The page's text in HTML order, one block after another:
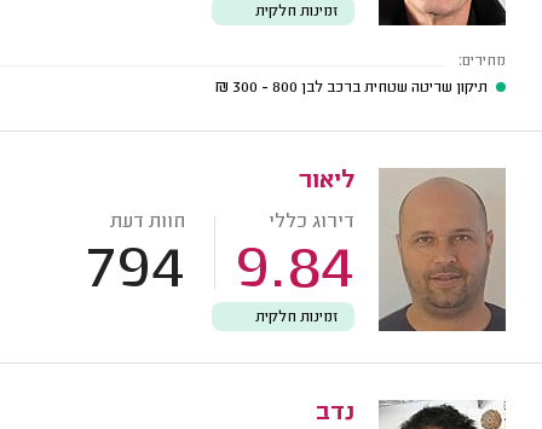
זמינות חלקית
מחירים:
תיקון שריטה שטחית ברכב לבן 800 - 300
₪
ליאור
דירוג כללי
9.84
חוות דעת
794
זמינות חלקית
נדב